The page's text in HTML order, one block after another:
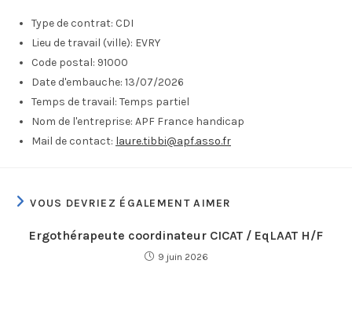
Type de contrat: CDI
Lieu de travail (ville): EVRY
Code postal: 91000
Date d'embauche: 13/07/2026
Temps de travail: Temps partiel
Nom de l'entreprise: APF France handicap
Mail de contact: laure.tibbi@apf.asso.fr
VOUS DEVRIEZ ÉGALEMENT AIMER
Ergothérapeute coordinateur CICAT / EqLAAT H/F
9 juin 2026